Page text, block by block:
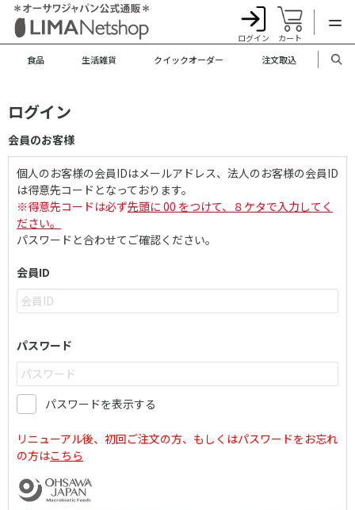
ログイン カート
食品 生活雑貨 クイックオーダー 注文取込
ログイン
会員のお客様
個人のお客様の会員IDはメールアドレス、法人のお客様の会員ID
は得意先コードとなっております。
※得意先コードは必ず先頭に 00 をつけて、８ケタで入力してく
ださい。
パスワードと合わせてご確認ください。
会員ID
パスワード
パスワードを表示する
リニューアル後、初回ご注文の方、もしくはパスワードをお忘れ
の方はこちら